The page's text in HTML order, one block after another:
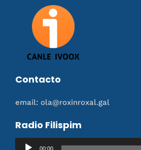
Contacto
email: ola@roxinroxal.gal
Radio Filispim
Reproductor
00:00